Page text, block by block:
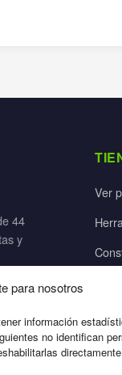
para nosotros
información
no identifican
44
y
Ver